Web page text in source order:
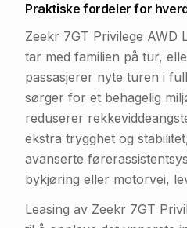
Praktiske fordeler for
Zeekr 7GT Privilege AWD
tar med familien på tur,
passasjerer nyte turen i
sørger for et behagelig
reduserer
ekstra trygghet og
avanserte
bykjøring eller motorvei,
Leasing av Zeekr 7GT